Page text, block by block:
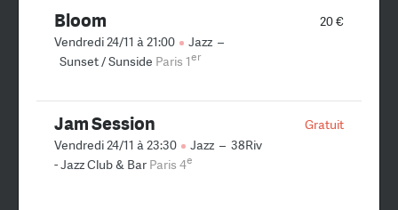
20 €
Bloom
Vendredi 24/11 à 21:00 Jazz –
Sunset / Sunside Paris 1er
Gratuit
Jam Session
Vendredi 24/11 à 23:30 Jazz – 38Riv
- Jazz Club & Bar Paris 4e